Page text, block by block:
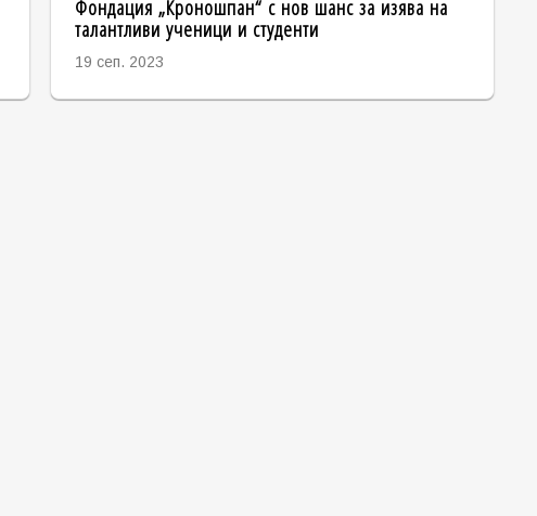
Фондация „Кроношпан“ с нов шанс за изява на
талантливи ученици и студенти
19 сеп. 2023